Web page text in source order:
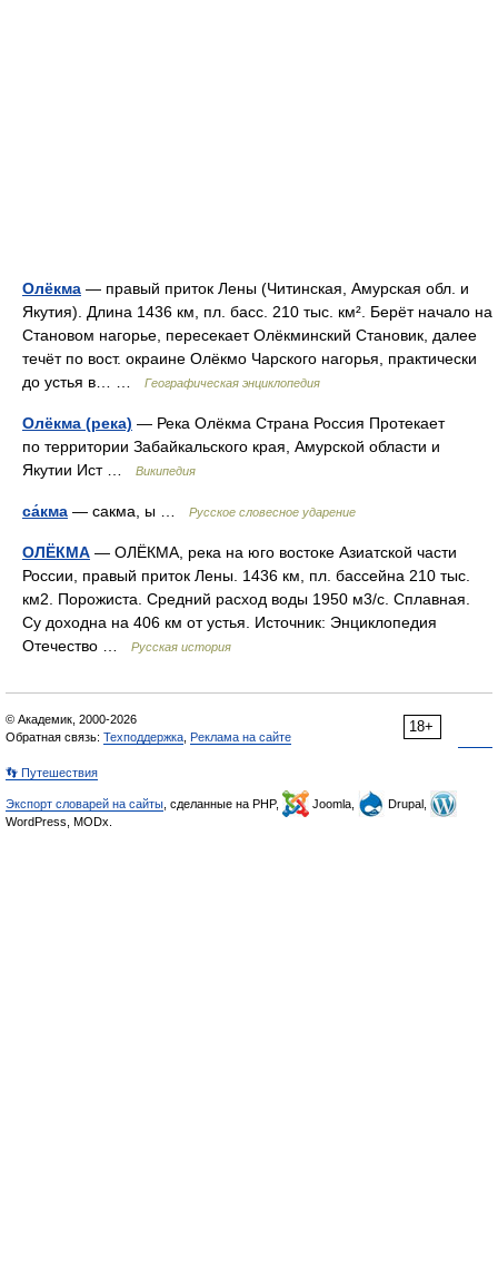
Олёкма — правый приток Лены (Читинская, Амурская обл. и
Якутия). Длина 1436 км, пл. басс. 210 тыс. км². Берёт начало на
Становом нагорье, пересекает Олёкминский Становик, далее
течёт по вост. окраине Олёкмо Чарского нагорья, практически
до устья в… …
Географическая энциклопедия
Олёкма (река) — Река Олёкма Страна Россия Протекает
по территории Забайкальского края, Амурской области и
Якутии Ист …
Википедия
са́кма — сакма, ы … Русское словесное ударение
ОЛЁКМА — ОЛЁКМА, река на юго востоке Азиатской части
России, правый приток Лены. 1436 км, пл. бассейна 210 тыс.
км2. Порожиста. Средний расход воды 1950 м3/с. Сплавная.
Су доходна на 406 км от устья. Источник: Энциклопедия
Отечество …
Русская история
18+
© Академик, 2000-2026
Обратная связь: Техподдержка Реклама на сайте
👣 Путешествия
Экспорт словарей на сайты , сделанные на PHP, Joomla,
Drupal,
WordPress, MODx.